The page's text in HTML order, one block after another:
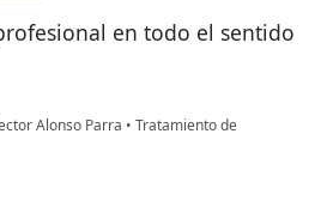
en todo el sentido
Alonso Parra • Tratamiento de